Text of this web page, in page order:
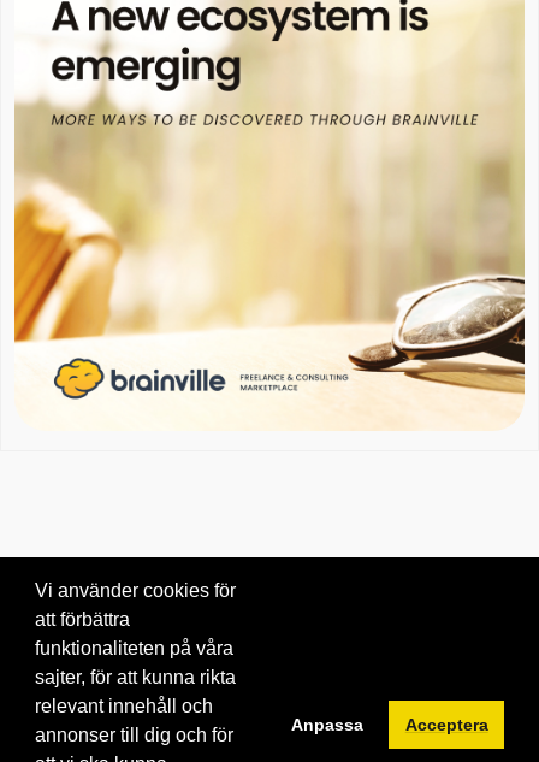
© 2026 Brainville AB. |Villkor för tjänsten
Byt språk:
Vi använder cookies för
att förbättra
funktionaliteten på våra
sajter, för att kunna rikta
relevant innehåll och
annonser till dig och för
Anpassa Acceptera